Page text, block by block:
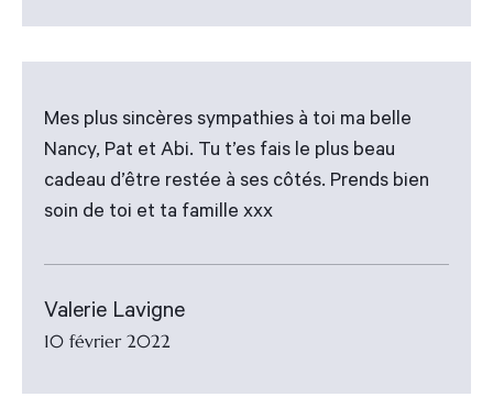
Mes plus sincères sympathies à toi ma belle
Nancy, Pat et Abi. Tu t’es fais le plus beau
cadeau d’être restée à ses côtés. Prends bien
soin de toi et ta famille xxx
Valerie Lavigne
10 février 2022